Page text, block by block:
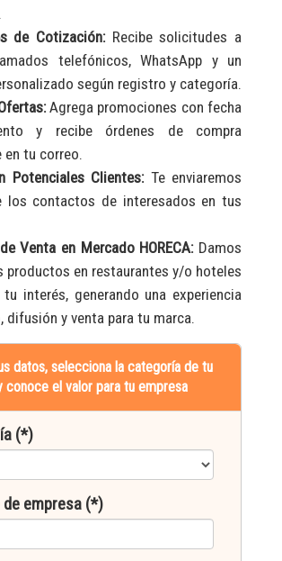
de Cotización: Recibe solicitudes a
telefónicos, WhatsApp y un
según registro y categoría.
Agrega promociones con fecha
y recibe órdenes de compra
tu correo.
Potenciales Clientes:Te enviaremos
los contactos de interesados en tus
Venta en Mercado HORECA: Damos
productos en restaurantes y/o hoteles
interés, generando una experiencia
difusión y venta para tu marca.
datos, selecciona la categoría de tu
conoce el valor para tu empresa
(*)
de empresa (*)